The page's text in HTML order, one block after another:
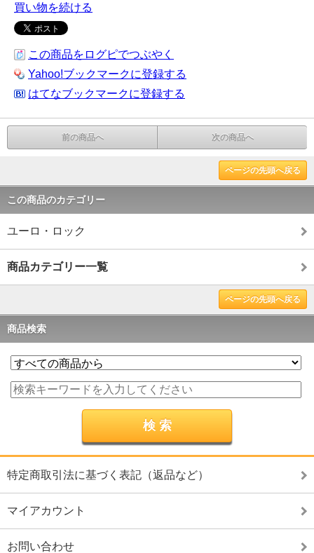
買い物を続ける
この商品をログピでつぶやく
Yahoo!ブックマークに登録する
はてなブックマークに登録する
前の商品へ 次の商品へ
ページの先頭へ戻る
この商品のカテゴリー
ユーロ・ロック
商品カテゴリー一覧
ページの先頭へ戻る
商品検索
特定商取引法に基づく表記（返品など）
マイアカウント
お問い合わせ